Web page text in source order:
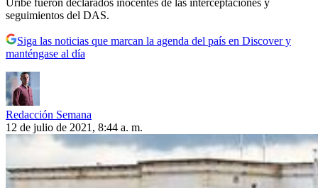
seguimientos del DAS.
Siga las noticias que marcan la agenda del país en Discover y
manténgase al día
Redacción Semana
12 de julio de 2021, 8:44 a. m.